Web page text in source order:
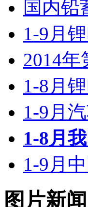
2014年
1-8月
1-9月
1-8月
1-9月
图片新闻